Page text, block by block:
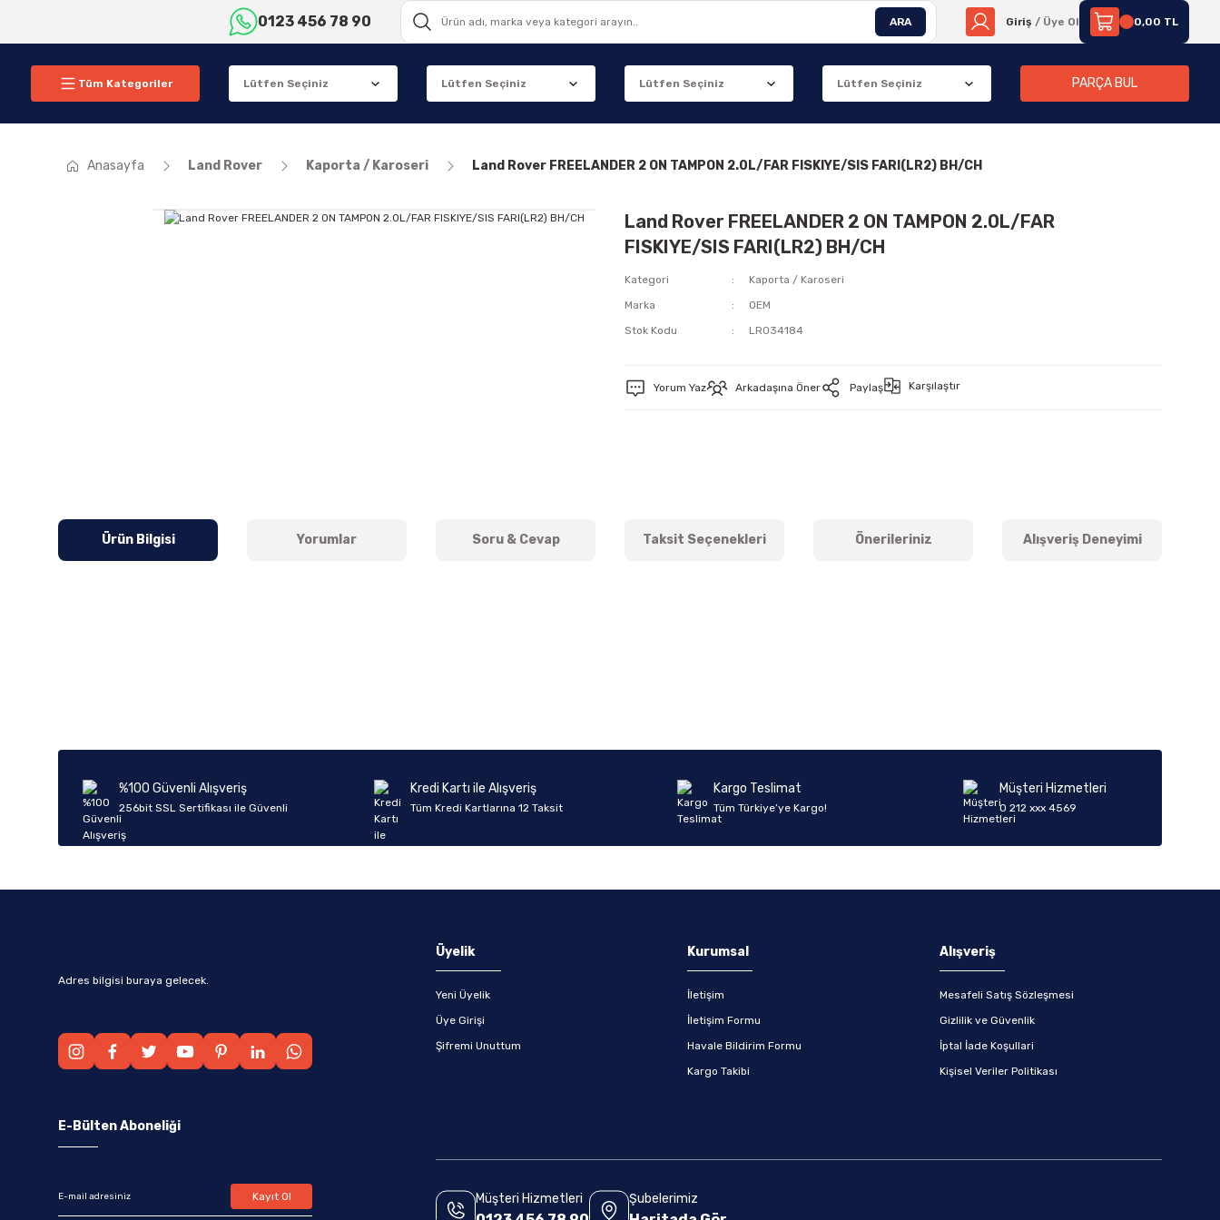
0123 456 78 90 ARA Giriş / Üye Ol 0,00 TL
Tüm Kategoriler PARÇA BUL
Anasayfa Land Rover Kaporta / Karoseri Land Rover FREELANDER 2 ON TAMPON 2.0L/FAR FISKIYE/SIS FARI(LR2) BH/CH
Land Rover FREELANDER 2 ON TAMPON 2.0L/FAR
FISKIYE/SIS FARI(LR2) BH/CH
Kategori
Kaporta / Karoseri
Marka
OEM
Stok Kodu
LR034184
Yorum Yaz Arkadaşına Öner Paylaş Karşılaştır
Ürün Bilgisi Yorumlar Soru & Cevap Taksit Seçenekleri Önerileriniz Alışveriş Deneyimi
Ürün fiyatı diğer sitelerden daha pahalı.
Bu ürüne benzer farklı alternatifler olmalı.
%100 Güvenli Alışveriş
256bit SSL Sertifikası ile Güvenli
Kredi Kartı ile Alışveriş
Tüm Kredi Kartlarına 12 Taksit
Kargo Teslimat
Tüm Türkiye’ye Kargo!
Müşteri Hizmetleri
0 212 xxx 4569
Adres bilgisi buraya gelecek.
Üyelik
Yeni Üyelik
Üye Girişi
Şifremi Unuttum
Kurumsal
İletişim
İletişim Formu
Havale Bildirim Formu
Kargo Takibi
Alışveriş
Mesafeli Satış Sözleşmesi
Gizlilik ve Güvenlik
İptal İade Koşullari
Kişisel Veriler Politikası
E-Bülten Aboneliği
Kayıt Ol Müşteri Hizmetleri Şubelerimiz